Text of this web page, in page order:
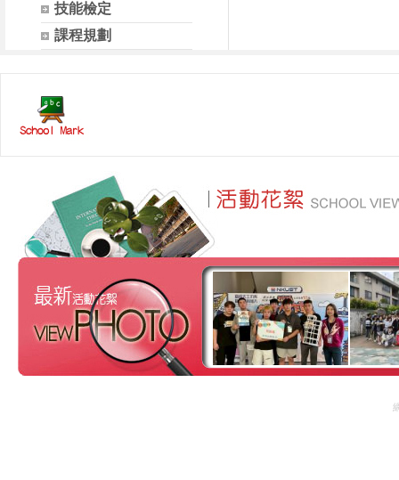
技能檢定
課程規劃